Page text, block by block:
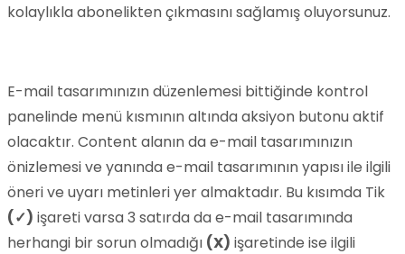
kolaylıkla abonelikten çıkmasını sağlamış oluyorsunuz.
E-mail tasarımınızın düzenlemesi bittiğinde kontrol
panelinde menü kısmının altında aksiyon butonu aktif
olacaktır. Content alanın da e-mail tasarımınızın
önizlemesi ve yanında e-mail tasarımının yapısı ile ilgili
öneri ve uyarı metinleri yer almaktadır. Bu kısımda Tik
(✓) işareti varsa 3 satırda da e-mail tasarımında
herhangi bir sorun olmadığı (X) işaretinde ise ilgili